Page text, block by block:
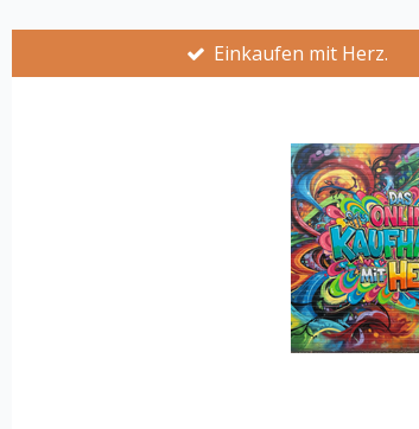
springen
Einkaufen mit Herz.